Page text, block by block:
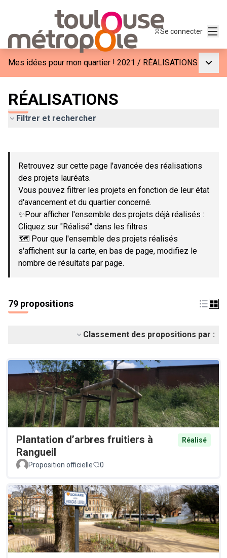
Se connecter
Mes idées pour mon quartier ! 2021 / RÉALISATIONS
RÉALISATIONS
Filtrer et rechercher
−
Retrouvez sur cette page l'avancée des réalisations
des projets lauréats.
Vous pouvez filtrer les projets en fonction de leur état
d'avancement et du quartier concerné.
✨Pour afficher l'ensemble des projets déjà réalisés :
Cliquez sur "Réalisé" dans les filtres
🗺️ Pour que l'ensemble des projets réalisés
s'affichent sur la carte, en bas de page, modifiez le
nombre de résultats par page.
79 propositions
Classement des propositions par :
Plantation d’arbres fruitiers à
Rangueil
Réalisé
Proposition officielle 0